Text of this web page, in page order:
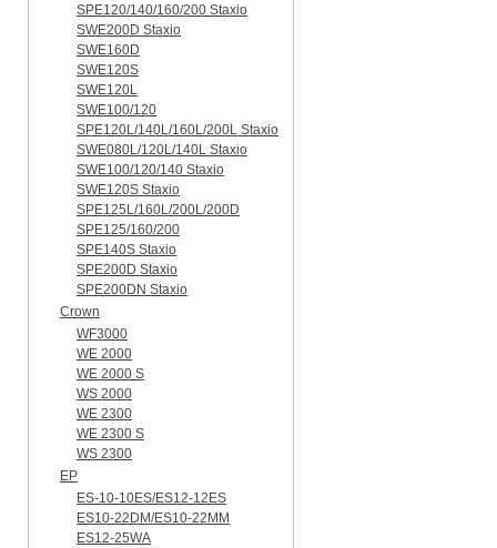
SPE120/140/160/200 Staxio
SWE200D Staxio
SWE160D
SWE120S
SWE120L
SWE100/120
SPE120L/140L/160L/200L Staxio
SWE080L/120L/140L Staxio
SWE100/120/140 Staxio
SWE120S Staxio
SPE125L/160L/200L/200D
SPE125/160/200
SPE140S Staxio
SPE200D Staxio
SPE200DN Staxio
Crown
WF3000
WE 2000
WE 2000 S
WS 2000
WE 2300
WE 2300 S
WS 2300
EP
ES-10-10ES/ES12-12ES
ES10-22DM/ES10-22MM
ES12-25WA